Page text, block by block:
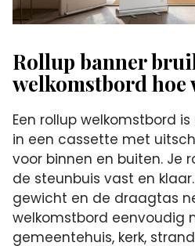
Rollup banner
welkomstbord hoe
Een rollup welkomstbord
in een cassette met
voor binnen en buiten. Je
de steunbuis vast en
gewicht en de draagtas
welkomstbord eenvoudig
gemeentehuis, kerk,